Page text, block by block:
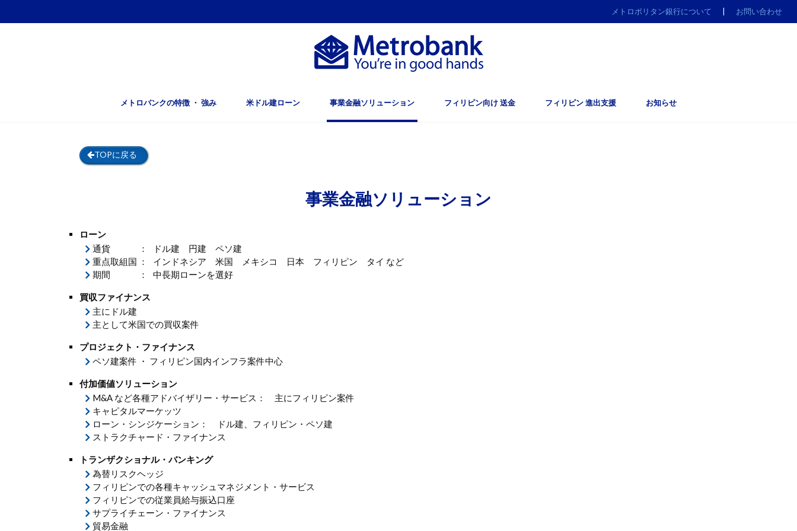
メトロポリタン銀行について お問い合わせ
メトロバンクの特徴 ・ 強み 米ドル建ローン 事業金融ソリューション フィリピン向け 送金 フィリピン 進出支援 お知らせ
TOPに戻る
事業金融ソリューション
ローン
通貨
：
ドル建 円建 ペソ建
重点取組国 ：
インドネシア 米国 メキシコ 日本 フィリピン タイ など
期間
： 中長期ローンを選好
買収ファイナンス
主にドル建
主として米国での買収案件
プロジェクト・ファイナンス
ペソ建案件 ・ フィリピン国内インフラ案件中心
付加価値ソリューション
M&A など各種アドバイザリー・サービス： 主にフィリピン案件
キャピタルマーケッツ
ローン・シンジケーション： ドル建、フィリピン・ペソ建
ストラクチャード・ファイナンス
トランザクショナル・バンキング
為替リスクヘッジ
フィリピンでの各種キャッシュマネジメント・サービス
フィリピンでの従業員給与振込口座
サプライチェーン・ファイナンス
貿易金融